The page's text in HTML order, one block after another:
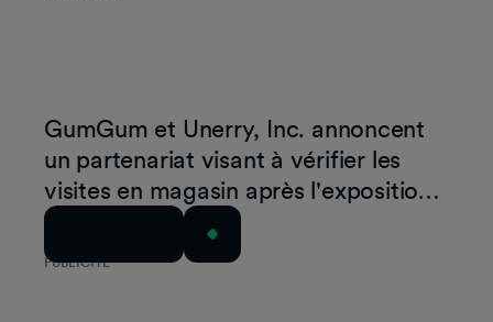
PUBLICITÉ
GumGum et Unerry, Inc. annoncent
un partenariat visant à vérifier les
visites en magasin après l'exposition
à une publicité